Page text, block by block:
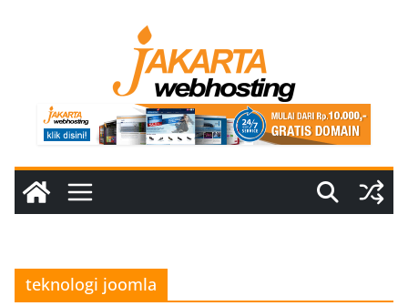
teknologi joomla